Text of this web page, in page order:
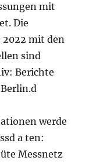
mit
Die
2022 mit den
sind
Berichte
werde
a ten:
Messnetz